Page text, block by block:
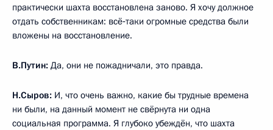
практически шахта восстановлена заново. Я хочу должное
отдать собственникам: всё‑таки огромные средства были
вложены на восстановление.
В.Путин: Да, они не пожадничали, это правда.
Н.Сыров: И, что очень важно, какие бы трудные времена
ни были, на данный момент не свёрнута ни одна
социальная программа. Я глубоко убеждён, что шахта